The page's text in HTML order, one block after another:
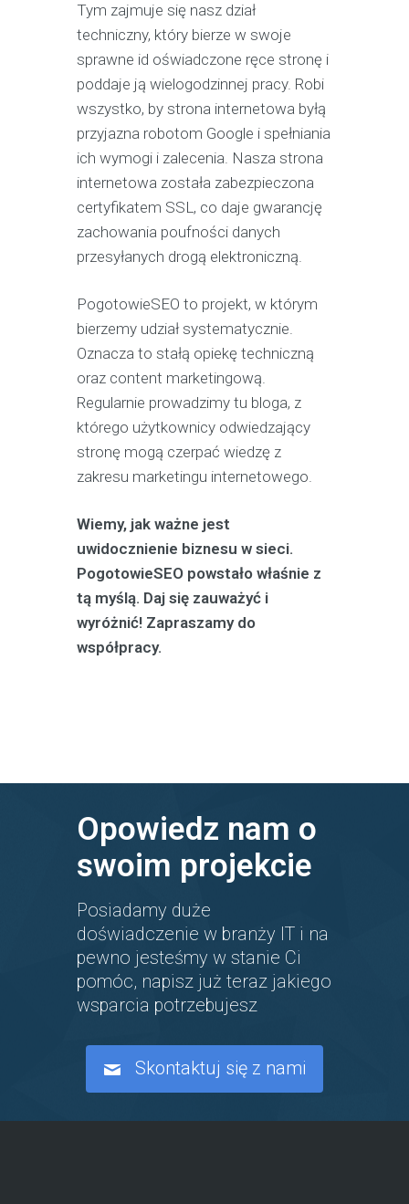
Tym zajmuje się nasz dział
techniczny, który bierze w swoje
sprawne id oświadczone ręce stronę i
poddaje ją wielogodzinnej pracy. Robi
wszystko, by strona internetowa byłą
przyjazna robotom Google i spełniania
ich wymogi i zalecenia. Nasza strona
internetowa została zabezpieczona
certyfikatem SSL, co daje gwarancję
zachowania poufności danych
przesyłanych drogą elektroniczną.
PogotowieSEO to projekt, w którym
bierzemy udział systematycznie.
Oznacza to stałą opiekę techniczną
oraz content marketingową.
Regularnie prowadzimy tu bloga, z
którego użytkownicy odwiedzający
stronę mogą czerpać wiedzę z
zakresu marketingu internetowego.
Wiemy, jak ważne jest
uwidocznienie biznesu w sieci.
PogotowieSEO powstało właśnie z
tą myślą. Daj się zauważyć i
wyróżnić! Zapraszamy do
współpracy.
Opowiedz nam o
swoim projekcie
Posiadamy duże
doświadczenie w branży IT i na
pewno jesteśmy w stanie Ci
pomóc, napisz już teraz jakiego
wsparcia potrzebujesz
Skontaktuj się z nami